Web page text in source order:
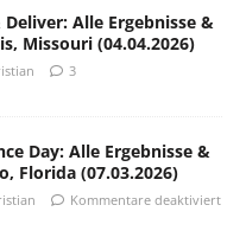
Deliver: Alle Ergebnisse &
Missouri (04.04.2026)
3
Day: Alle Ergebnisse &
Florida (07.03.2026)
Kommentare deaktiviert